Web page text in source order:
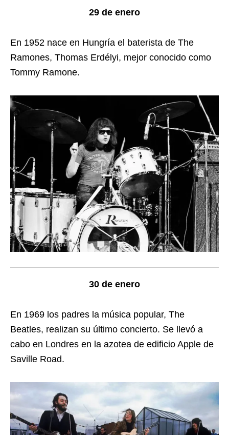
29 de enero
En 1952 nace en Hungría el baterista de The
Ramones, Thomas Erdélyi, mejor conocido como
Tommy Ramone.
30 de enero
En 1969 los padres la música popular, The
Beatles, realizan su último concierto. Se llevó a
cabo en Londres en la azotea de edificio Apple de
Saville Road.